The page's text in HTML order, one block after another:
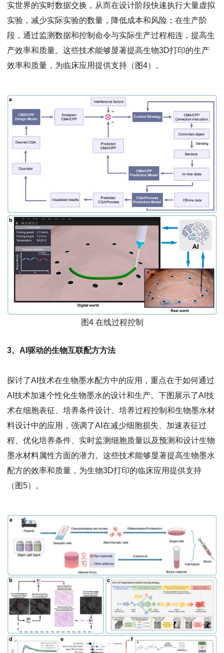
实世界的实时数据交换，从而在设计阶段快速执行大量虚拟
实验，减少实际实验的数量，降低成本和风险；在生产阶
段，通过监测数据和控制命令与实际生产过程相连，提高生
产效率和质量。这些技术能够显著提高生物3D打印的生产
效率和质量，为临床应用提供支持（图4）。
图4 在线过程控制
3、AI驱动的生物互联配方方法
探讨了AI技术在生物墨水配方中的应用，重点在于如何通过
AI技术加速个性化生物墨水的设计和生产。下图展示了AI技
术在细胞表征、培养条件设计、培养过程控制和生物墨水材
料设计中的应用，强调了AI在减少细胞损失、加速表征过
程、优化培养条件、实时监测细胞质量以及预测和设计生物
墨水材料属性方面的潜力。这些技术能够显著提高生物墨水
配方的效率和质量，为生物3D打印的临床应用提供支持
（图5）。